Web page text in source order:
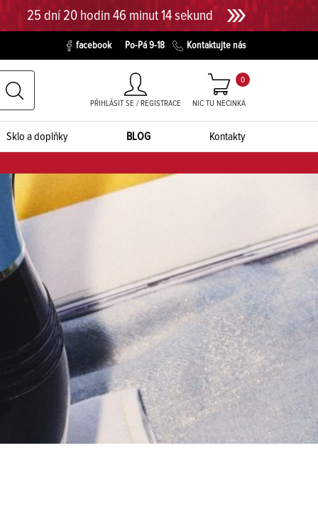
25 dní 20 hodin 46 minut 13 sekund
facebook Po-Pá 9-18 Kontaktujte nás
PŘIHLÁSIT SE / REGISTRACE NIC TU NECINKÁ
0
Sklo a doplňky BLOG Kontakty